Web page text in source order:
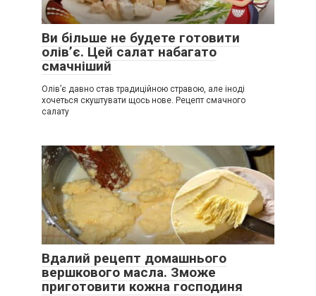
Ви більше не будете готовити
олів’є. Цей салат набагато
смачніший
Олів’є давно став традиційною стравою, але іноді
хочеться скуштувати щось нове. Рецепт смачного
салату
Вдалий рецепт домашнього
вершкового масла. Зможе
приготовити кожна господиня